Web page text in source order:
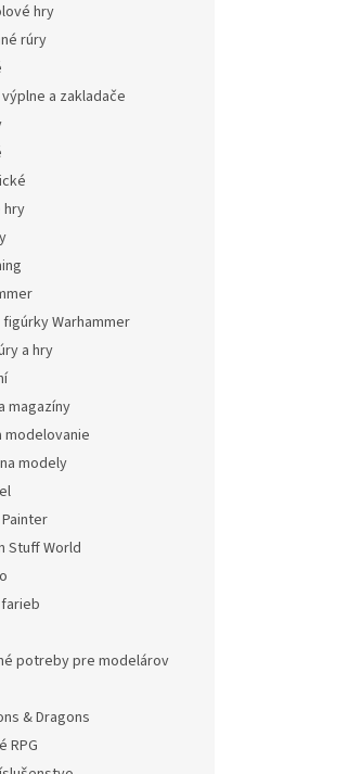
hry
rúry
a zakladače
hry
Warhammer
a hry
magazíny
modelovanie
modely
Stuff World
potreby pre modelárov
& Dragons
RPG